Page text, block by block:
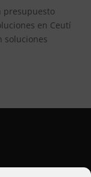
presupuesto
en Ceutí
soluciones